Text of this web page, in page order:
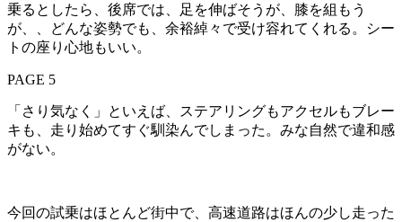
乗るとしたら、後席では、足を伸ばそうが、膝を組もう
が、、どんな姿勢でも、余裕綽々で受け容れてくれる。シー
トの座り心地もいい。
PAGE 5
「さり気なく」といえば、ステアリングもアクセルもブレー
キも、走り始めてすぐ馴染んでしまった。みな自然で違和感
がない。
今回の試乗はほとんど街中で、高速道路はほんの少し走った